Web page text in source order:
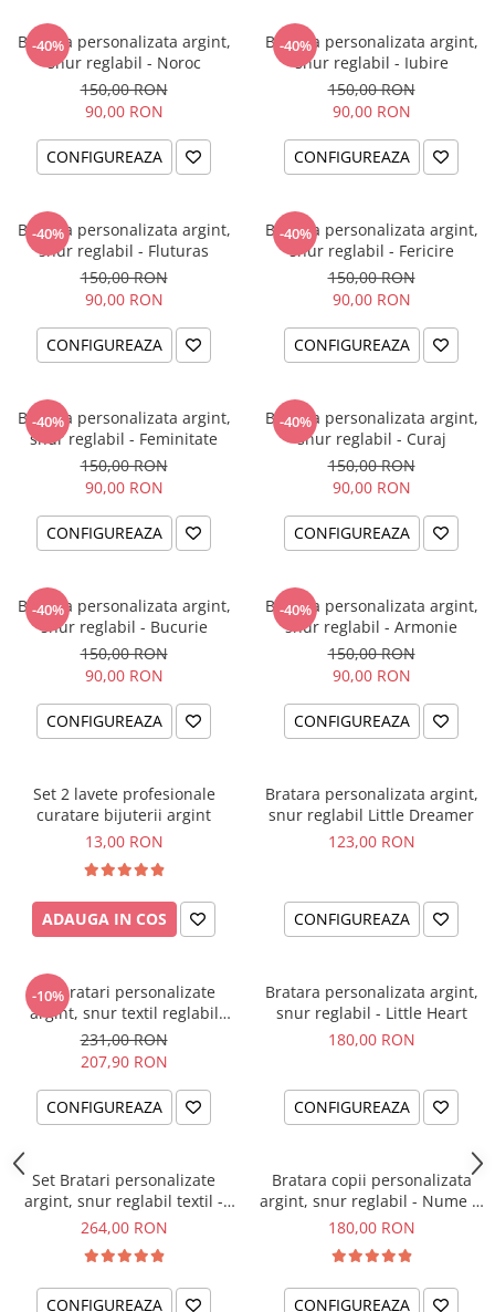
-40%
Bratara personalizata argint,
snur reglabil - Noroc
150,00 RON
90,00 RON
CONFIGUREAZA
-40%
Bratara personalizata argint,
snur reglabil - Iubire
150,00 RON
90,00 RON
CONFIGUREAZA
-40%
Bratara personalizata argint,
snur reglabil - Fluturas
150,00 RON
90,00 RON
CONFIGUREAZA
-40%
Bratara personalizata argint,
snur reglabil - Fericire
150,00 RON
90,00 RON
CONFIGUREAZA
-40%
Bratara personalizata argint,
snur reglabil - Feminitate
150,00 RON
90,00 RON
CONFIGUREAZA
-40%
Bratara personalizata argint,
snur reglabil - Curaj
150,00 RON
90,00 RON
CONFIGUREAZA
-40%
Bratara personalizata argint,
snur reglabil - Bucurie
150,00 RON
90,00 RON
CONFIGUREAZA
-40%
Bratara personalizata argint,
snur reglabil - Armonie
150,00 RON
90,00 RON
CONFIGUREAZA
Set 2 lavete profesionale
curatare bijuterii argint
13,00 RON
ADAUGA IN COS
Bratara personalizata argint,
snur reglabil Little Dreamer
123,00 RON
CONFIGUREAZA
-10%
Set bratari personalizate
argint, snur textil reglabil
Little Brothers
231,00 RON
207,90 RON
CONFIGUREAZA
Bratara personalizata argint,
snur reglabil - Little Heart
180,00 RON
CONFIGUREAZA
Set Bratari personalizate
argint, snur reglabil textil -
Sisters Love
264,00 RON
CONFIGUREAZA
Bratara copii personalizata
argint, snur reglabil - Nume &
Simbol
180,00 RON
CONFIGUREAZA